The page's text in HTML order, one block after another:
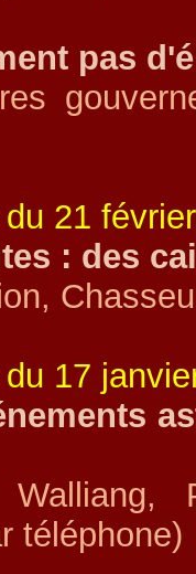
pas
21
: des
17
téléphone)